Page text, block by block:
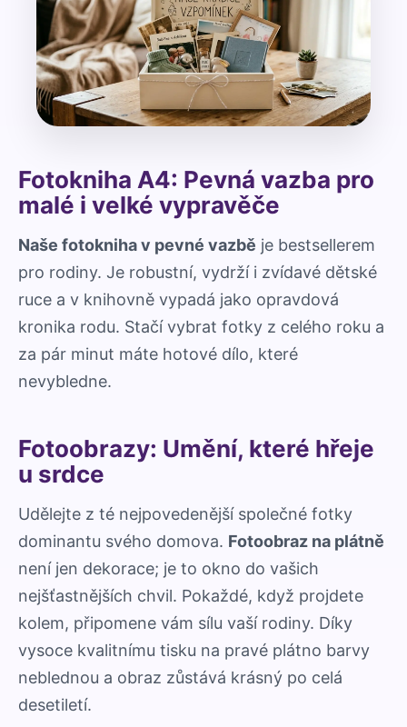
Fotokniha A4: Pevná vazba pro
malé i velké vypravěče
Naše fotokniha v pevné vazbě je bestsellerem
pro rodiny. Je robustní, vydrží i zvídavé dětské
ruce a v knihovně vypadá jako opravdová
kronika rodu. Stačí vybrat fotky z celého roku a
za pár minut máte hotové dílo, které
nevybledne.
Fotoobrazy: Umění, které hřeje
u srdce
Udělejte z té nejpovedenější společné fotky
dominantu svého domova. Fotoobraz na plátně
není jen dekorace; je to okno do vašich
nejšťastnějších chvil. Pokaždé, když projdete
kolem, připomene vám sílu vaší rodiny. Díky
vysoce kvalitnímu tisku na pravé plátno barvy
neblednou a obraz zůstává krásný po celá
desetiletí.